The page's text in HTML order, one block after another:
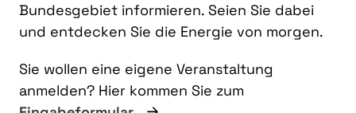
Bundesgebiet informieren. Seien Sie dabei
und entdecken Sie die Energie von morgen.
Sie wollen eine eigene Veranstaltung
anmelden? Hier kommen Sie zum